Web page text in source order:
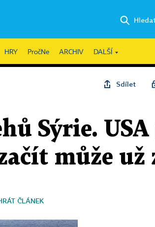
HRY PročNe ARCHIV DALŠÍ
Sdílet
Sýrie.
může už
ČLÁNEK